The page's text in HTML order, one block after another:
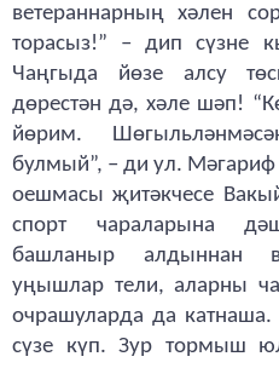
ветераннарның хәлен
торасыз!” – дип сүзне
Чаңгыда йөзе алсу
дөрестән дә, хәле шәп!
йөрим.
булмый”, – ди ул. Мәгариф
оешмасы җитәкчесе
спорт чараларына
башланыр алдыннан
уңышлар тели, аларны
очрашуларда да
сүзе күп. Зур тормыш